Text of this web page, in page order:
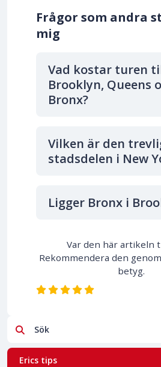
Frågor som andra
mig
Vad kostar turen
Brooklyn, Queens
Bronx?
Vilken är den
stadsdelen i New
Ligger Bronx i
Var den här artikeln
Rekommendera den
betyg.
Sök
Erics tips